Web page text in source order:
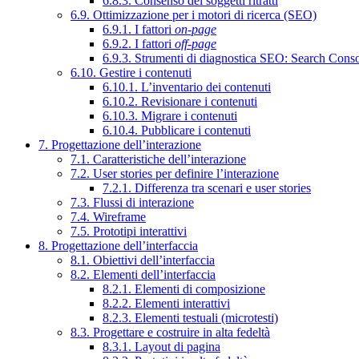
6.9. Ottimizzazione per i motori di ricerca (SEO)
6.9.1. I fattori on-page
6.9.2. I fattori off-page
6.9.3. Strumenti di diagnostica SEO: Search
6.10. Gestire i contenuti
6.10.1. L’inventario dei contenuti
6.10.2. Revisionare i contenuti
6.10.3. Migrare i contenuti
6.10.4. Pubblicare i contenuti
7. Progettazione dell’interazione
7.1. Caratteristiche dell’interazione
7.2. User stories per definire l’interazione
7.2.1. Differenza tra scenari e user stories
7.3. Flussi di interazione
7.4. Wireframe
7.5. Prototipi interattivi
8. Progettazione dell’interfaccia
8.1. Obiettivi dell’interfaccia
8.2. Elementi dell’interfaccia
8.2.1. Elementi di composizione
8.2.2. Elementi interattivi
8.2.3. Elementi testuali (microtesti)
8.3. Progettare e costruire in alta fedeltà
8.3.1. Layout di pagina